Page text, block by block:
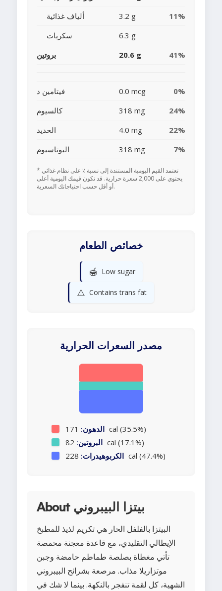
ألياف غذائية
3.2 g
11%
سكريات
6.3 g
بروتين
20.6 g 41%
فيتامين د 0.0 mcg
0%
كالسيوم
318 mg
24%
الحديد
4.0 mg
22%
البوتاسيوم
318 mg 7%
* تعتمد القيم اليومية المستندة إلى نسبة ٪ على نظام غذائي
يحتوي على 2,000 سعرة حرارية. قد تكون قيمك اليومية أعلى
أو أقل حسب احتياجاتك السعرية.
خصائص الطعام
🍯 Low sugar
⚠️ Contains trans fat
مصدر السعرات الحرارية
الدهون: 171 cal (35.5%)
البروتين: 82 cal (17.1%)
الكربوهيدرات: 228 cal (47.4%)
About بيتزا البيبروني
البيتزا بالفلفل الحار هي تكريم لذيذ للمطبخ
الإيطالي التقليدي، مع قاعدة معجنة محمصة
تأتي مغطاة بصلصة طماطم حامضة وجبن
موتزاريلا مذاب. مرصعة بشرائح البيبروني
الشهية، كل لقمة تنفجر بالنكهة. بينما لا شك في